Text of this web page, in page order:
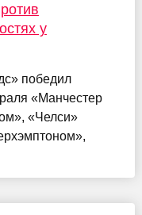
у
победил
«Манчестер
«Челси»